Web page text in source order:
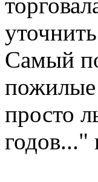
Самый
пожилые
просто
годов..."